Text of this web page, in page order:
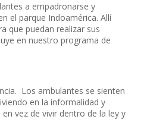
a empadronarse y
el parque Indoamérica. Allí
que puedan realizar sus
en nuestro programa de
Los ambulantes se sienten
en la informalidad y
vez de vivir dentro de la ley y